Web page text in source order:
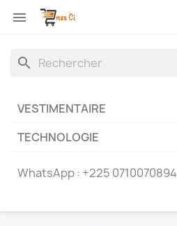

search
VESTIMENTAIRE
TECHNOLOGIE
WhatsApp : +225 0710070894